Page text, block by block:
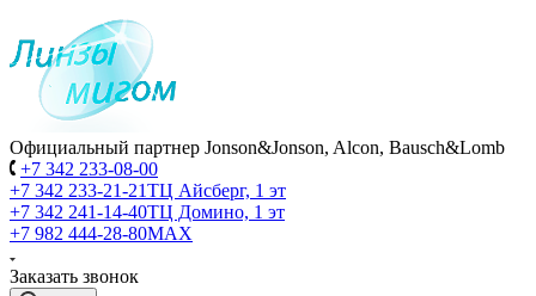
Официальный партнер Jonson&Jonson, Alcon, Bausch&Lomb
+7 342 233-08-00
+7 342 233-21-21ТЦ Айсберг, 1 эт
+7 342 241-14-40ТЦ Домино, 1 эт
+7 982 444-28-80MAX
Заказать звонок